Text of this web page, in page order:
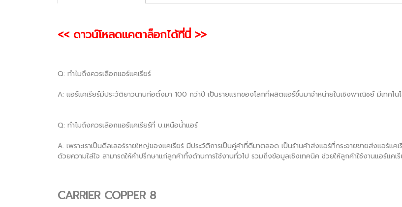
<< ดาวน์โหลดแคตาล็อกได้ที่นี่ >>
Q: ทำไมถึงควรเลือกแอร์แคเรียร์
A: แอร์แคเรียร์มีประวัติยาวนานก่อตั้งมา 100 กว่าปี เป็นรายแรกของโลกที่ผลิตแอร์ขึ้นมาจำหน่ายในเชิงพาณิชย์ มีเทค
Q: ทำไมถึงควรเลือกแอร์แคเรียร์ที่ บ.เหนือน้ำแอร์
A: เพราะเราเป็นดีลเลอร์รายใหญ่ของแคเรียร์ มีประวัติการเป็นคู่ค้าที่ดีมาตลอด เป็นร้านค้าส่งแอร์ที่กระจายขายส่งแอร์แ
ด้วยความใส่ใจ สามารถให้คำปรึกษาแก่ลูกค้าทั้งด้านการใช้งานทั่วไป รวมถึงข้อมูลเชิงเทคนิค ช่วยให้ลูกค้าใช้งานแอร์แค
CARRIER COPPER 8